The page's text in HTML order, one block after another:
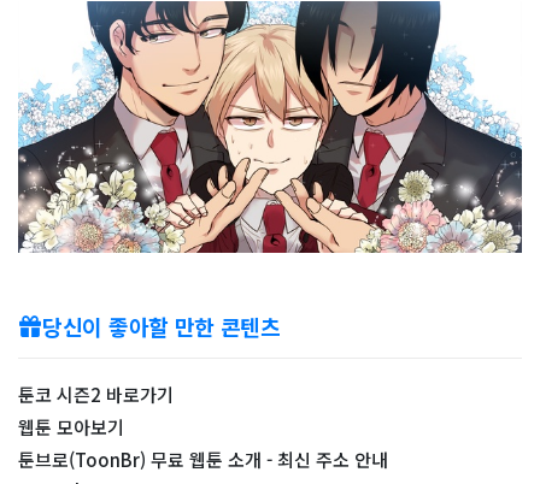
당신이 좋아할 만한 콘텐츠
툰코 시즌2 바로가기
웹툰 모아보기
툰브로(ToonBr) 무료 웹툰 소개 - 최신 주소 안내